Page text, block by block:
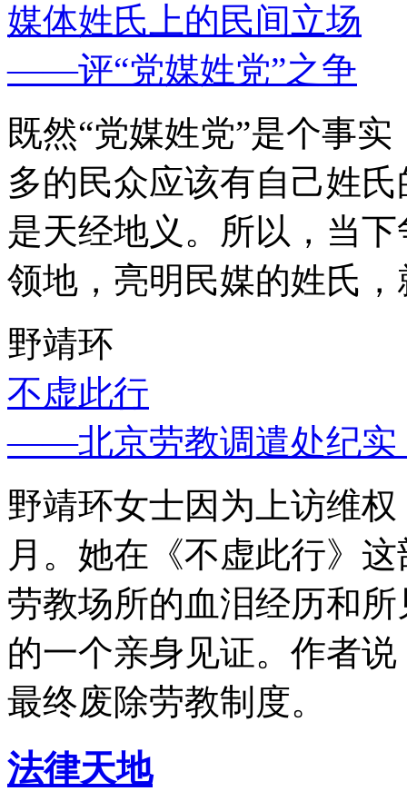
媒体姓氏上的民间立场
——评“党媒姓党”之争
既然“党媒姓党”是个事
多的民众应该有自己姓
是天经地义。所以，当
领地，亮明民媒的姓氏
野靖环
不虚此行
——北京劳教调遣处纪实
野靖环女士因为上访维
月。她在《不虚此行》
劳教场所的血泪经历和
的一个亲身见证。作者
最终废除劳教制度。
法律天地